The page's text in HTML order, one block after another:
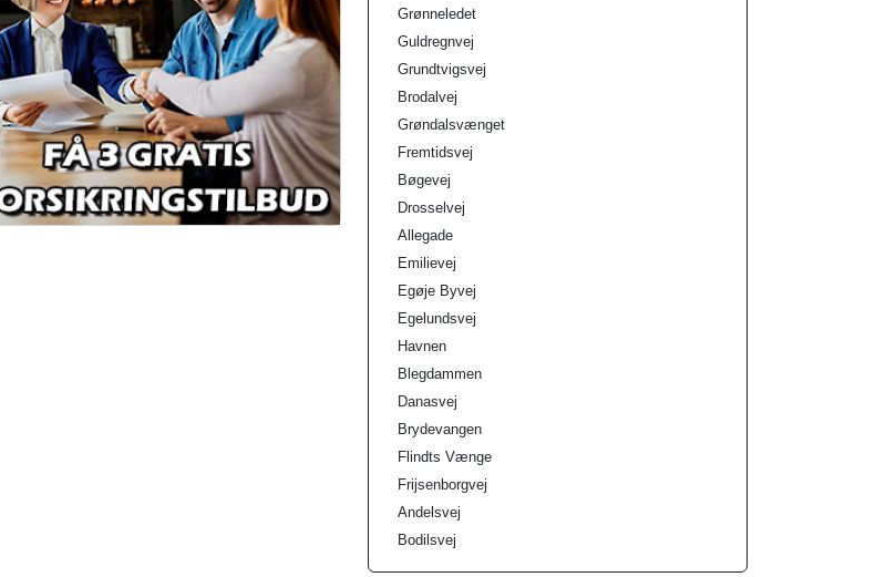
Grønneledet
Guldregnvej
Grundtvigsvej
Brodalvej
Grøndalsvænget
Fremtidsvej
Bøgevej
Drosselvej
Allegade
Emilievej
Egøje Byvej
Egelundsvej
Havnen
Blegdammen
Danasvej
Brydevangen
Flindts Vænge
Frijsenborgvej
Andelsvej
Bodilsvej